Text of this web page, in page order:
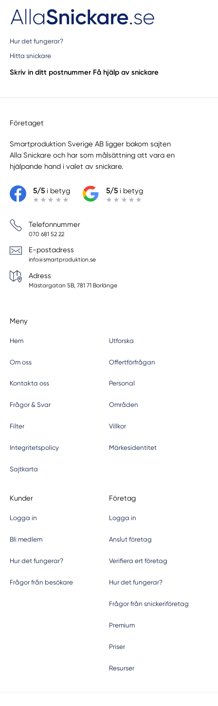
Hur det fungerar?
Hitta snickare
Skriv in ditt postnummer Få hjälp av snickare
Företaget
Smartproduktion Sverige AB ligger bakom sajten
Alla Snickare och har som målsättning att vara en
hjälpande hand i valet av snickare.
5/5i betyg 5/5i betyg
Telefonnummer
070 681 52 22
E-postadress
info@smartproduktion.se
Adress
Mästargatan 5B, 781 71 Borlänge
Meny
Hem Utforska
Om oss Offertförfrågan
Kontakta oss Personal
Frågor & Svar Områden
Filter Villkor
Integritetspolicy Märkesidentitet
Sajtkarta
Kunder
Logga in
Bli medlem
Hur det fungerar?
Frågor från besökare
Företag
Logga in
Anslut företag
Verifiera ert företag
Hur det fungerar?
Frågor från snickeriföretag
Premium
Priser
Resurser